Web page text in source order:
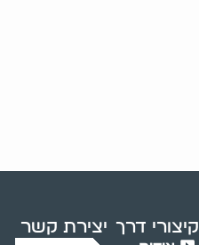
קיצורי דרך יצירת קשר